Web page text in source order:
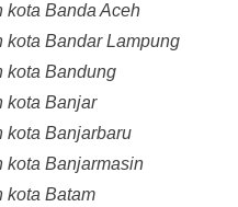
kota Banda Aceh
kota Bandar Lampung
kota Bandung
kota Banjar
kota Banjarbaru
kota Banjarmasin
kota Batam